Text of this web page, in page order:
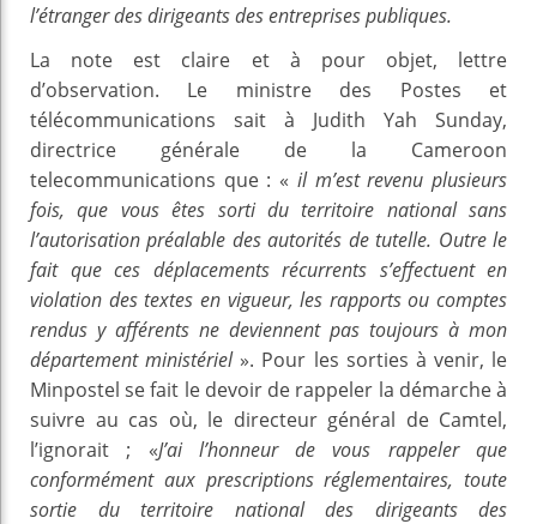
l’étranger des dirigeants des entreprises publiques.
La note est claire et à pour objet, lettre
d’observation. Le ministre des Postes et
télécommunications sait à Judith Yah Sunday,
directrice générale de la Cameroon
telecommunications que : « il m’est revenu plusieurs
fois, que vous êtes sorti du territoire national sans
l’autorisation préalable des autorités de tutelle. Outre le
fait que ces déplacements récurrents s’effectuent en
violation des textes en vigueur, les rapports ou comptes
rendus y afférents ne deviennent pas toujours à mon
département ministériel». Pour les sorties à venir, le
Minpostel se fait le devoir de rappeler la démarche à
suivre au cas où, le directeur général de Camtel,
l’ignorait ; «J’ai l’honneur de vous rappeler que
conformément aux prescriptions réglementaires, toute
sortie du territoire national des dirigeants des